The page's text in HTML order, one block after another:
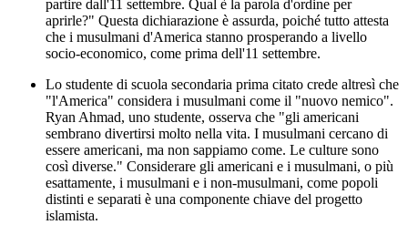
partire dall'11 settembre. Qual è la parola d'ordine per
aprirle?" Questa dichiarazione è assurda, poiché tutto attesta
che i musulmani d'America stanno prosperando a livello
socio-economico, come prima dell'11 settembre.
Lo studente di scuola secondaria prima citato crede altresì che
"l'America" considera i musulmani come il "nuovo nemico".
Ryan Ahmad, uno studente, osserva che "gli americani
sembrano divertirsi molto nella vita. I musulmani cercano di
essere americani, ma non sappiamo come. Le culture sono
così diverse." Considerare gli americani e i musulmani, o più
esattamente, i musulmani e i non-musulmani, come popoli
distinti e separati è una componente chiave del progetto
islamista.